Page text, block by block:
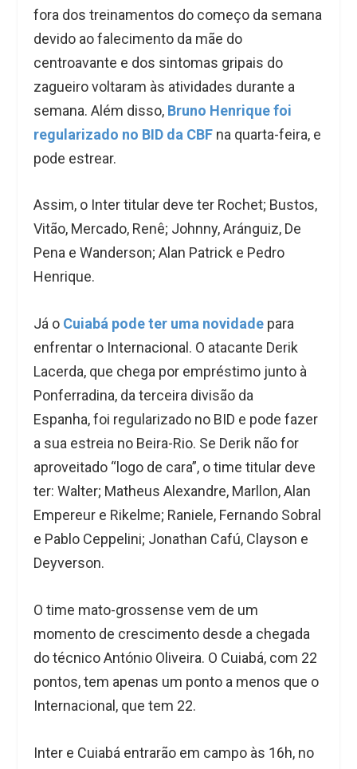
fora dos treinamentos do começo da semana
devido ao falecimento da mãe do
centroavante e dos sintomas gripais do
zagueiro voltaram às atividades durante a
semana. Além disso, Bruno Henrique foi
regularizado no BID da CBF na quarta-feira, e
pode estrear.
Assim, o Inter titular deve ter Rochet; Bustos,
Vitão, Mercado, Renê; Johnny, Aránguiz, De
Pena e Wanderson; Alan Patrick e Pedro
Henrique.
Já o Cuiabá pode ter uma novidade para
enfrentar o Internacional. O atacante Derik
Lacerda, que chega por empréstimo junto à
Ponferradina, da terceira divisão da
Espanha, foi regularizado no BID e pode fazer
a sua estreia no Beira-Rio. Se Derik não for
aproveitado “logo de cara”, o time titular deve
ter: Walter; Matheus Alexandre, Marllon, Alan
Empereur e Rikelme; Raniele, Fernando Sobral
e Pablo Ceppelini; Jonathan Cafú, Clayson e
Deyverson.
O time mato-grossense vem de um
momento de crescimento desde a chegada
do técnico António Oliveira. O Cuiabá, com 22
pontos, tem apenas um ponto a menos que o
Internacional, que tem 22.
Inter e Cuiabá entrarão em campo às 16h, no